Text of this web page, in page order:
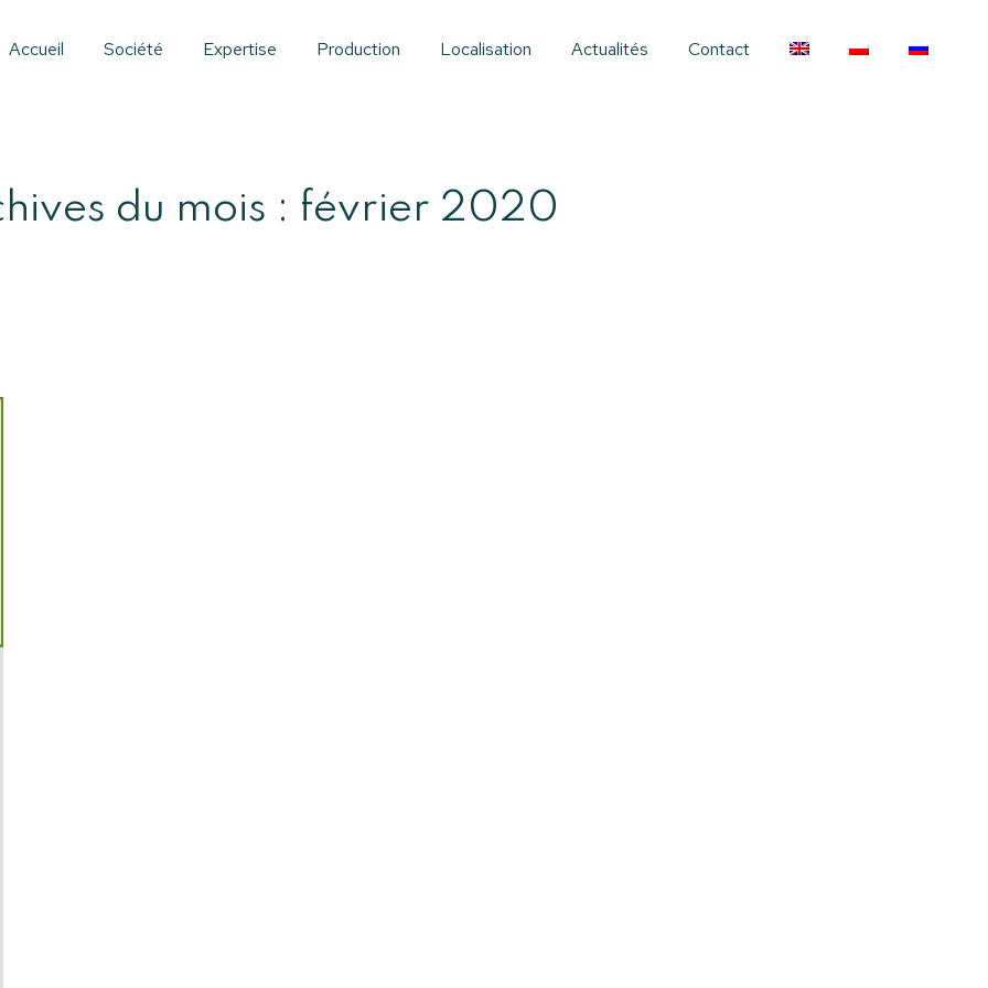
Accueil Société Expertise Production Localisation Actualités Contact
du mois : février 2020